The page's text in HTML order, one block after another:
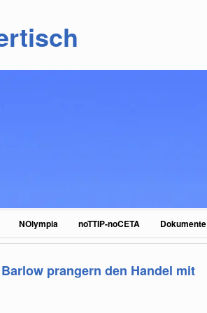
NOlympia noTTIP-noCETA Dokumente
prangern den Handel mit